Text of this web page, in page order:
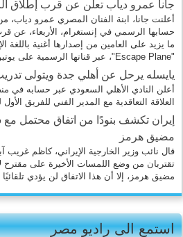
جانا عمرو دياب تعلن عن قرب إطلاق
أعلنت جانا، ابنة الفنان المصري عمرو دياب،
حسابها الرسمي في إنستغرام، الأربعاء، عن
ما يزيد على العامين من إصدارها أغنية باللغة
"Escape Plane"، عبر قناتها الرسمية على يوتيوب.
يايسله يرحل عن أهلي جدة ويتولى
أعلن النادي الأهلي السعودي عبر حسابه في
العلاقة التعاقدية مع المدير الفني للفريق
إيران تكشف بنودًا من اتفاق محتمل
مضيق هرمز
قال نائب وزير الخارجية الإيراني، كاظم
تقتربان من وضع اللمسات الأخيرة على مقترح
مضيق هرمز، إلا أن هذا الاتفاق لن يؤدي
استمع الى راديو مصر